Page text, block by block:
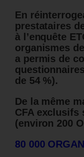
En
prestataires
à l’enquête
organismes
a permis de
de 54 %).
De la même
CFA exclusifs
(environ 200
80 000